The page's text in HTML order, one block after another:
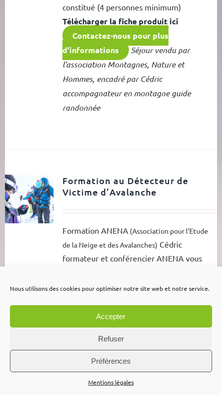
Nous utilisons des cookies pour optimiser notre site web et notre service.
Accepter
Refuser
Préférences
Mentions légales
constitué (4 personnes minimum)
Télécharger la fiche produit ici
Contactez-nous pour plus
d'informations
Séjour vendu par
l'association Montagnes, Nature et
Hommes, encadré par Cédric
accompagnateur en montagne guide
randonnée
Formation au Détecteur de
Victime d’Avalanche
Formation ANENA (Association pour l'Etude
de la Neige et des Avalanches) Cédric
formateur et conférencier ANENA vous
sur le sauvetage en avalanche en
et pelle (* Détecteur de Victime
d'Avalanche) Pourquoi faut-il porter ce type
de matériel, organisation du secours,
formation, un livret vous sera donné. Dates
et lieu des formations, voir lien ci dessous